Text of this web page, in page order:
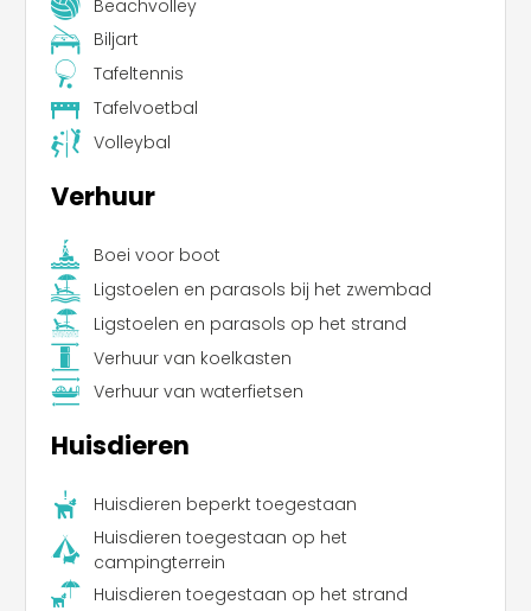
Beachvolley
Biljart
Tafeltennis
Tafelvoetbal
Volleybal
Verhuur
Boei voor boot
Ligstoelen en parasols bij het zwembad
Ligstoelen en parasols op het strand
Verhuur van koelkasten
Verhuur van waterfietsen
Huisdieren
Huisdieren beperkt toegestaan
Huisdieren toegestaan op het
campingterrein
Huisdieren toegestaan op het strand